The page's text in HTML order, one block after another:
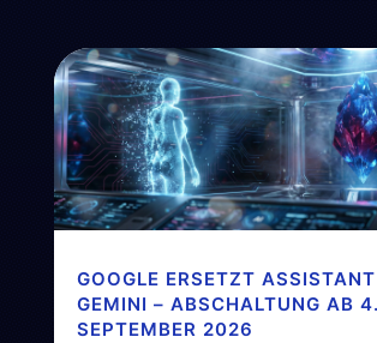
GOOGLE ERSETZT
GEMINI – ABSCHALTUNG AB 4.
SEPTEMBER 2026